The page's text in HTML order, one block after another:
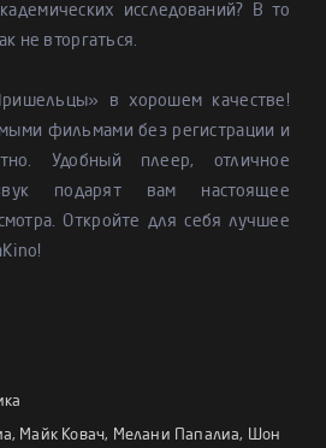
исследований? В то
не вторгаться.
в хорошем качестве!
фильмами без регистрации и
Удобный плеер, отличное
подарят вам настоящее
Откройте для себя лучшее
, Майк Ковач, Мелани Папалиа, Шон